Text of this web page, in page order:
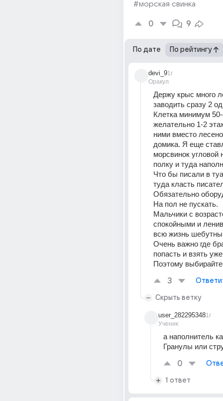
#морская свинка
0 9
По дате По рейтингу
devi_9
Оракул
1г
Держу крыс много
заводить сразу 2
Клетка минимум
желательно 1-2
ними вместо
домика. Я еще
морсвинок угловой
полку и туда
Что бы писали в
туда класть
Обязательно
На пол не пускать.
Мальчики с
спокойными и
всю жизнь
Очень важно где
попасть и взять
Поэтому
3
Скрыть ветку
user_282295348
Ученик
1г
а наполнитель
Гранулы или
0
1 ответ